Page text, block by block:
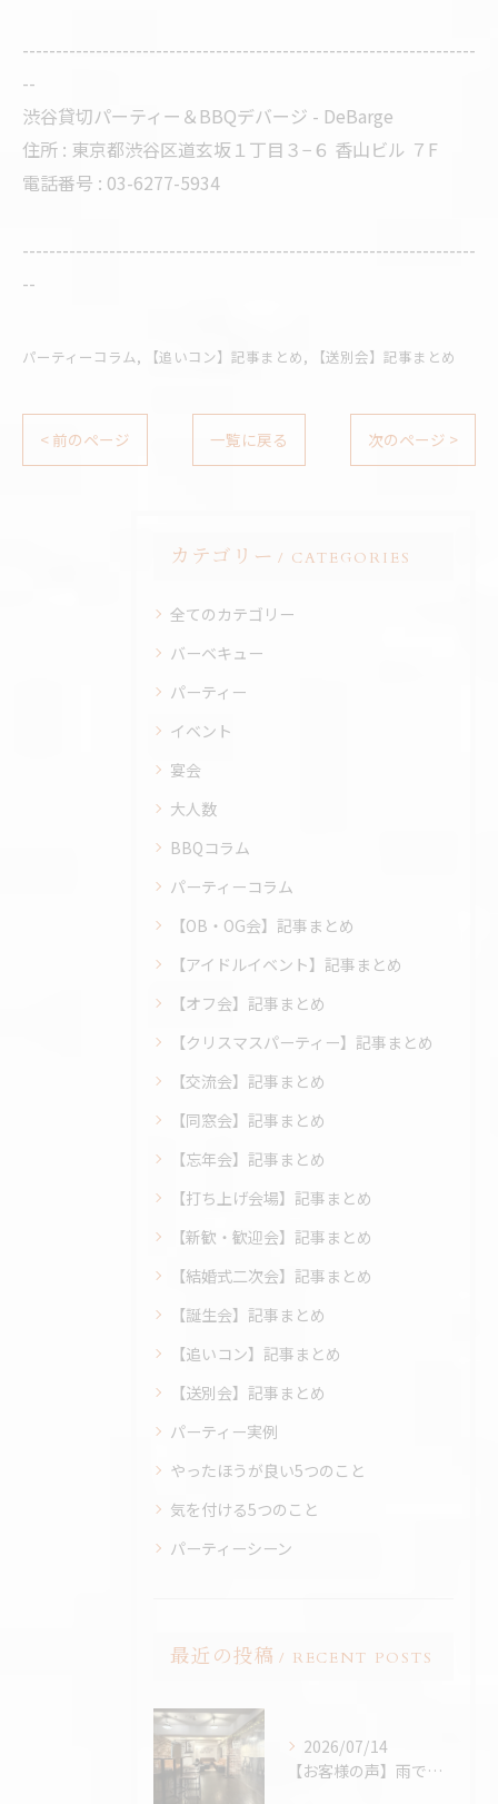
--------------------------------------------------------------------
--
渋谷貸切パーティー＆BBQデバージ - DeBarge
住所 : 東京都渋谷区道玄坂１丁目３−６ 香山ビル ７F
電話番号 : 03-6277-5934
--------------------------------------------------------------------
--
パーティーコラム 【追いコン】記事まとめ 【送別会】記事まとめ
< 前のページ 一覧に戻る 次のページ >
カテゴリー CATEGORIES
全てのカテゴリー
バーベキュー
パーティー
イベント
宴会
大人数
BBQコラム
パーティーコラム
【OB・OG会】記事まとめ
【アイドルイベント】記事まとめ
【オフ会】記事まとめ
【クリスマスパーティー】記事まとめ
【交流会】記事まとめ
【同窓会】記事まとめ
【忘年会】記事まとめ
【打ち上げ会場】記事まとめ
【新歓・歓迎会】記事まとめ
【結婚式二次会】記事まとめ
【誕生会】記事まとめ
【追いコン】記事まとめ
【送別会】記事まとめ
パーティー実例
やったほうが良い5つのこと
気を付ける5つのこと
パーティーシーン
最近の投稿 RECENT POSTS
2026/07/14
【お客様の声】雨でも最高のBBQに。「外より楽しかった！」と嬉しいお声をいただきました